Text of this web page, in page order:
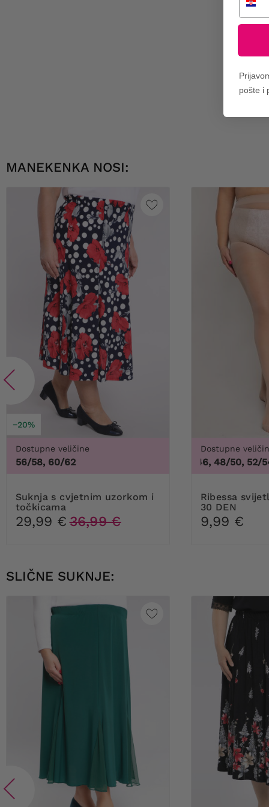
MANEKENKA NOSI:
−20%
Dostupne veličine
56/58, 60/62
Suknja s cvjetnim uzorkom i
točkicama
29,99 € 36,99 €
Dostupne
44/46, 48/50, 52/
Ribessa svijetlo bež Najlonke
30 DEN
9,99 €
SLIČNE SUKNJE:
pošte i